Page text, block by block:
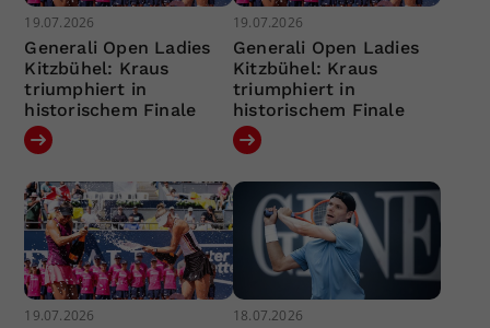
19.07.2026
Generali Open Ladies
Kitzbühel: Kraus
triumphiert in
historischem Finale
19.07.2026
Generali Open Ladies
Kitzbühel: Kraus
triumphiert in
historischem Finale
19.07.2026 18.07.2026